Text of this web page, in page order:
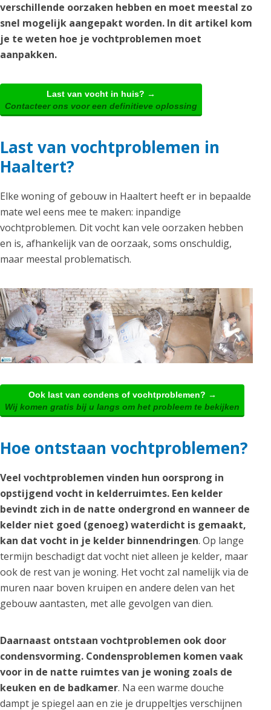
verschillende oorzaken hebben en moet meestal zo
snel mogelijk aangepakt worden. In dit artikel kom
je te weten hoe je vochtproblemen moet
aanpakken.
Last van vocht in huis? →
Contacteer ons voor een definitieve oplossing
Last van vochtproblemen in
Haaltert?
Elke woning of gebouw in Haaltert heeft er in bepaalde
mate wel eens mee te maken: inpandige
vochtproblemen. Dit vocht kan vele oorzaken hebben
en is, afhankelijk van de oorzaak, soms onschuldig,
maar meestal problematisch.
Ook last van condens of vochtproblemen? →
Wij komen gratis bij u langs om het probleem te bekijken
Hoe ontstaan vochtproblemen?
Veel vochtproblemen vinden hun oorsprong in
opstijgend vocht in kelderruimtes. Een kelder
bevindt zich in de natte ondergrond en wanneer de
kelder niet goed (genoeg) waterdicht is gemaakt,
kan dat vocht in je kelder binnendringen. Op lange
termijn beschadigt dat vocht niet alleen je kelder, maar
ook de rest van je woning. Het vocht zal namelijk via de
muren naar boven kruipen en andere delen van het
gebouw aantasten, met alle gevolgen van dien.
Daarnaast ontstaan vochtproblemen ook door
condensvorming. Condensproblemen komen vaak
voor in de natte ruimtes van je woning zoals de
keuken en de badkamer. Na een warme douche
dampt je spiegel aan en zie je druppeltjes verschijnen